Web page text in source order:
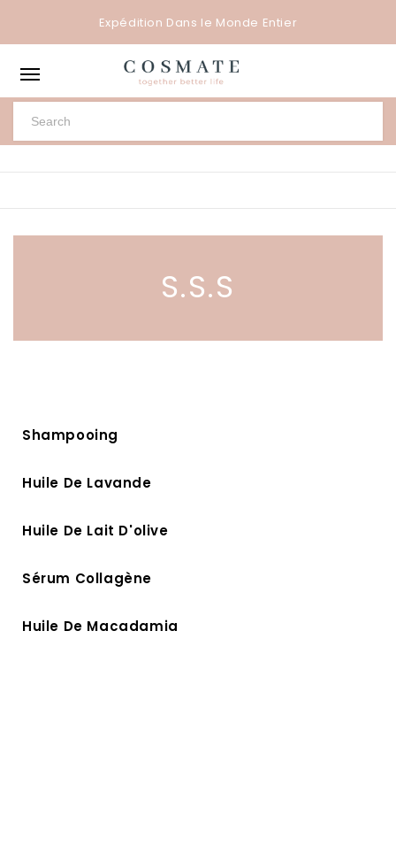
Expédition Dans le Monde Entier
S.S.S
Shampooing
Huile De Lavande
Huile De Lait D'olive
Sérum Collagène
Huile De Macadamia